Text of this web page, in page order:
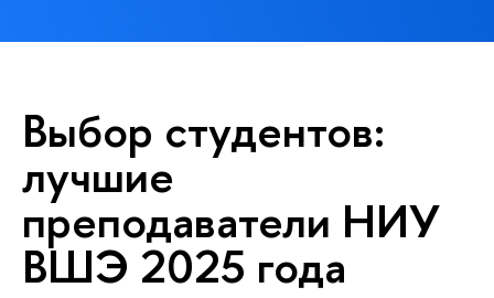
Выбор студентов:
лучшие
преподаватели НИУ
ВШЭ 2025 года